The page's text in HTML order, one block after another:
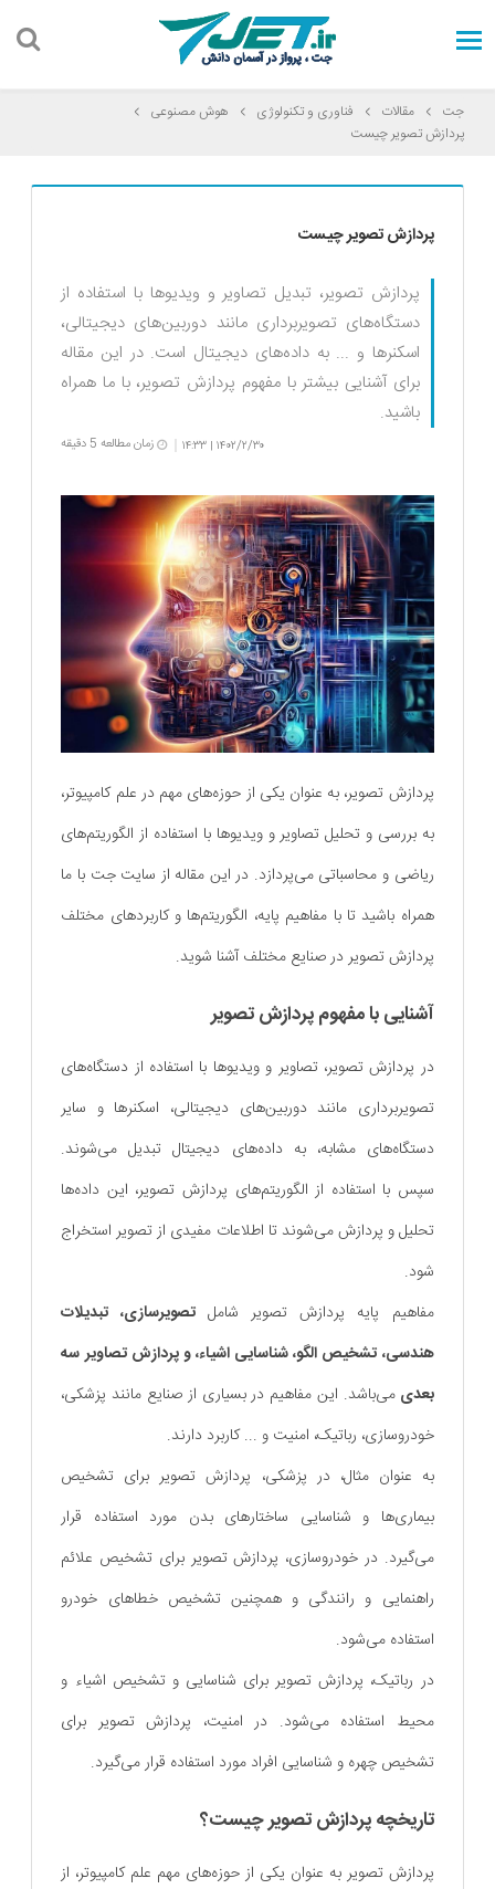
جت مقالات فناوری و تکنولوژی
هوش مصنوعی
پردازش تصویر چیست
پردازش تصویر چیست
پردازش تصویر، تبدیل تصاویر و ویدیوها با استفاده از
دستگاه‌های تصویربرداری مانند دوربین‌های دیجیتالی،
اسکنرها و ... به داده‌های دیجیتال است. در این مقاله
برای آشنایی بیشتر با مفهوم پردازش تصویر، با ما همراه
باشید.
| زمان مطالعه 5 دقیقه
پردازش تصویر، به عنوان یکی از حوزه‌های مهم در علم کامپیوتر،
به بررسی و تحلیل تصاویر و ویدیوها با استفاده از الگوریتم‌های
ریاضی و محاسباتی می‌پردازد. در این مقاله از سایت جت با ما
همراه باشید تا با مفاهیم پایه، الگوریتم‌ها و کاربردهای مختلف
پردازش تصویر در صنایع مختلف آشنا شوید.
آشنایی با مفهوم پردازش تصویر
در پردازش تصویر، تصاویر و ویدیوها با استفاده از دستگاه‌های
تصویربرداری مانند دوربین‌های دیجیتالی، اسکنرها و سایر
دستگاه‌های مشابه، به داده‌های دیجیتال تبدیل می‌شوند.
سپس با استفاده از الگوریتم‌های پردازش تصویر، این داده‌ها
تحلیل و پردازش می‌شوند تا اطلاعات مفیدی از تصویر استخراج
شود.
مفاهیم پایه پردازش تصویر شاملتصویرسازی، تبدیلات
هندسی، تشخیص الگو، شناسایی اشیاء، و پردازش تصاویر سه
بعدیمی‌باشد. این مفاهیم در بسیاری از صنایع مانند پزشکی،
خودروسازی، رباتیک، امنیت و ... کاربرد دارند.
به عنوان مثال، در پزشکی، پردازش تصویر برای تشخیص
بیماری‌ها و شناسایی ساختارهای بدن مورد استفاده قرار
می‌گیرد. در خودروسازی، پردازش تصویر برای تشخیص علائم
راهنمایی و رانندگی و همچنین تشخیص خطاهای خودرو
استفاده می‌شود.
در رباتیک، پردازش تصویر برای شناسایی و تشخیص اشیاء و
محیط استفاده می‌شود. در امنیت، پردازش تصویر برای
تشخیص چهره و شناسایی افراد مورد استفاده قرار می‌گیرد.
تاریخچه پردازش تصویر چیست؟
پردازش تصویر به عنوان یکی از حوزه‌های مهم علم کامپیوتر، از